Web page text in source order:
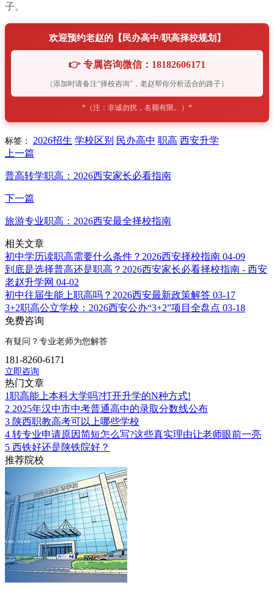
子。
欢迎预约老赵的【民办高中/职高择校规划】
👉 专属咨询微信：18182606171
（添加时请备注“择校咨询”，老赵帮你分析适合的路子）
*（注：非诚勿扰，名额有限。）*
标签： 2026招生 学校区别 民办高中 职高 西安升学
上一篇
普高转学职高：2026西安家长必看指南
下一篇
旅游专业职高：2026西安最全择校指南
相关文章
初中学历读职高需要什么条件？2026西安择校指南 04-09
到底是选择普高还是职高？2026西安家长必看择校指南 - 西安
老赵升学网 04-02
初中往届生能上职高吗？2026西安最新政策解答 03-17
3+2职高公立学校：2026西安公办“3+2”项目全盘点 03-18
免费咨询
有疑问？专业老师为您解答
181-8260-6171
立即咨询
热门文章
1​​职高能上本科大学吗?打开升学的N种方式!​​
2 2025年汉中市中考普通高中的录取分数线公布
3 陕西职教高考可以上哪些学校
4 转专业申请原因简短怎么写?这些真实理由让老师眼前一亮
5 西铁好还是陕铁院好？
推荐院校